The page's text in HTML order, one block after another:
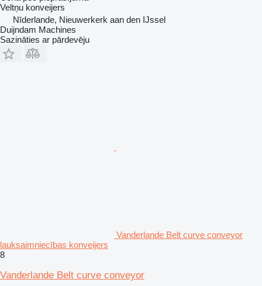
Veltņu konveijers
Nīderlande, Nieuwerkerk aan den IJssel
Duijndam Machines
Sazināties ar pārdevēju
Vanderlande Belt curve conveyor
lauksaimniecības konveijers
8
Vanderlande Belt curve conveyor